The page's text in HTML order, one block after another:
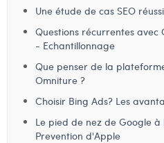
Une étude de cas SEO
Questions récurrentes avec
- Echantillonnage
Que penser de la
Omniture ?
Choisir Bing Ads? Les
Le pied de nez de Google
Prevention d'Apple